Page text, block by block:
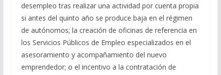
desempleo tras realizar una actividad por cuenta propia
si antes del quinto año se produce baja en el régimen
de autónomos; la creación de oficinas de referencia en
los Servicios Públicos de Empleo especializados en el
asesoramiento y acompañamiento del nuevo
emprendedor; o el incentivo a la contratación de